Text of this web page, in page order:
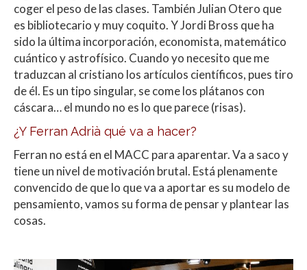
coger el peso de las clases. También Julian Otero que
es bibliotecario y muy coquito. Y Jordi Bross que ha
sido la última incorporación, economista, matemático
cuántico y astrofísico. Cuando yo necesito que me
traduzcan al cristiano los artículos científicos, pues tiro
de él. Es un tipo singular, se come los plátanos con
cáscara… el mundo no es lo que parece (risas).
¿Y Ferran Adrià qué va a hacer?
Ferran no está en el MACC para aparentar. Va a saco y
tiene un nivel de motivación brutal. Está plenamente
convencido de que lo que va a aportar es su modelo de
pensamiento, vamos su forma de pensar y plantear las
cosas.